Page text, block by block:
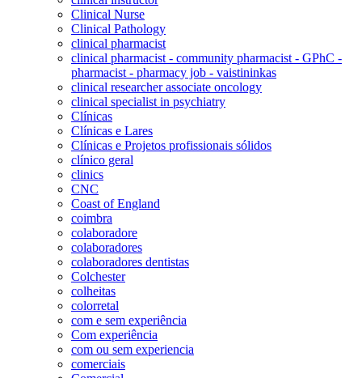
Clinical Nurse
Clinical Pathology
clinical pharmacist
clinical pharmacist - community pharmacist - GPhC -
pharmacist - pharmacy job - vaistininkas
clinical researcher associate oncology
clinical specialist in psychiatry
Clínicas
Clínicas e Lares
Clínicas e Projetos profissionais sólidos
clínico geral
clinics
CNC
Coast of England
coimbra
colaboradore
colaboradores
colaboradores dentistas
Colchester
colheitas
colorretal
com e sem experiência
Com experiência
com ou sem experiencia
comerciais